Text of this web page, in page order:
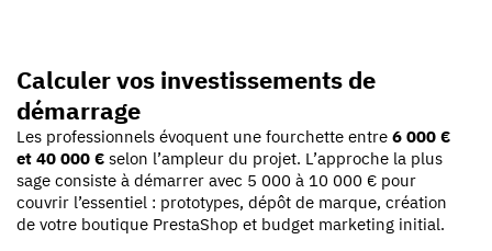
Calculer vos investissements de
démarrage
Les professionnels évoquent une fourchette entre 6 000 €
et 40 000 € selon l’ampleur du projet. L’approche la plus
sage consiste à démarrer avec 5 000 à 10 000 € pour
couvrir l’essentiel : prototypes, dépôt de marque, création
de votre boutique PrestaShop et budget marketing initial.